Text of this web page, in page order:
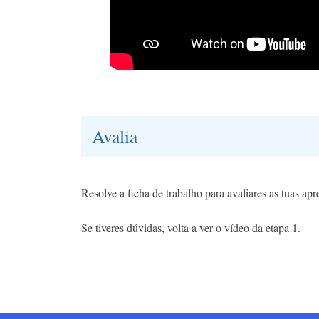
Avalia
Resolve a ficha de trabalho para avaliares as tuas
Se tiveres dúvidas, volta a ver o vídeo da etapa 1.